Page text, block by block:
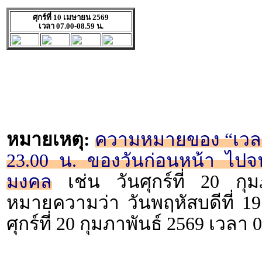
ศุกร์ที่ 10 เมษายน 2569
เวลา 07.00-08.59 น.
หมายเหตุ: ความหมายของ “เว
23.00 น. ของวันก่อนหน้า ไป
มงคล เช่น วันศุกร์ที่ 20 กุม
หมายความว่า วันพฤหัสบดีที่
ศุกร์ที่ 20 กุมภาพันธ์ 2569 เวลา